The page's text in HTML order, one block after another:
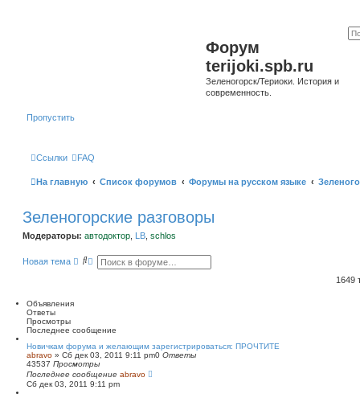
Форум
terijoki.spb.ru
Зеленогорск/Териоки. История и
современность.
Пропустить
Ссылки FAQ
На главную Список форумов Форумы на русском языке
Зеленогорские разговоры
Модераторы: автодоктор LB schlos
Новая тема
П Р
н
ы
й
п
о
и
1649
Объявления
Ответы
Просмотры
Последнее сообщение
Новичкам форума и желающим зарегистрироваться: ПРОЧТИТЕ
abravo » Сб дек 03, 2011 9:11 pm0 Ответы
43537 Просмотры
Последнее сообщение abravo
Сб дек 03, 2011 9:11 pm